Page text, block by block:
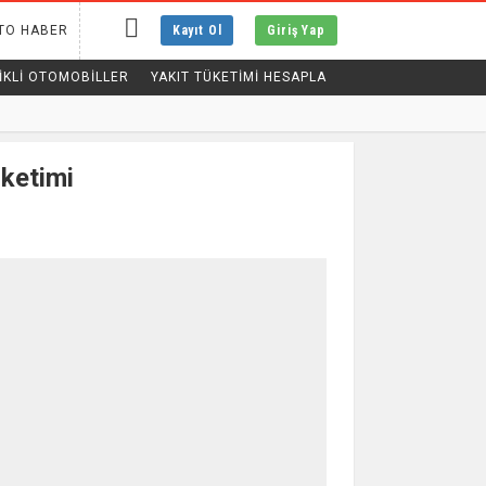
Kayıt Ol Giriş Yap
HABER
OTOMOBILLER YAKIT TÜKETİMİ HESAPLA